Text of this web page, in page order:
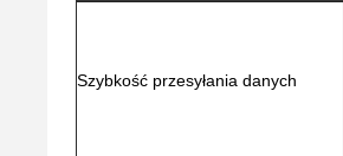
Szybkość przesyłania danych